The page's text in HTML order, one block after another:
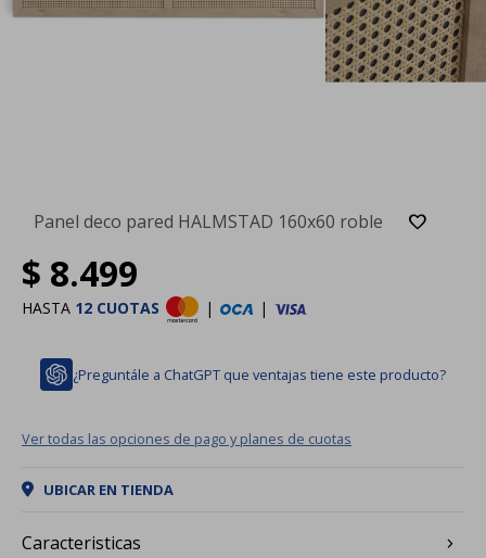
Panel deco pared HALMSTAD 160x60 roble
$ 8.499
HASTA 12 CUOTAS | |
¿Preguntále a ChatGPT que ventajas tiene este producto?
Ver todas las opciones de pago y planes de cuotas
UBICAR EN TIENDA
Caracteristicas